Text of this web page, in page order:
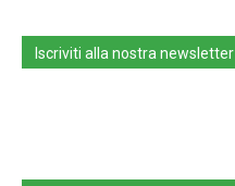
Iscriviti alla nostra newsletter